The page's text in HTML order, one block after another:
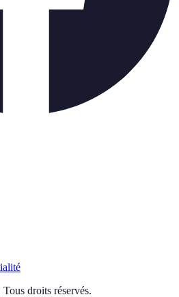
Tous droits réservés.